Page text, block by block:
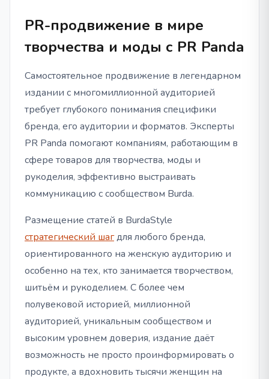
PR-продвижение в мире
творчества и моды с PR Panda
Самостоятельное продвижение в легендарном
издании с многомиллионной аудиторией
требует глубокого понимания специфики
бренда, его аудитории и форматов. Эксперты
PR Panda помогают компаниям, работающим в
сфере товаров для творчества, моды и
рукоделия, эффективно выстраивать
коммуникацию с сообществом Burda.
Размещение статей в BurdaStyle
стратегический шагдля любого бренда,
ориентированного на женскую аудиторию и
особенно на тех, кто занимается творчеством,
шитьём и рукоделием. С более чем
полувековой историей, миллионной
аудиторией, уникальным сообществом и
высоким уровнем доверия, издание даёт
возможность не просто проинформировать о
продукте, а вдохновить тысячи женщин на